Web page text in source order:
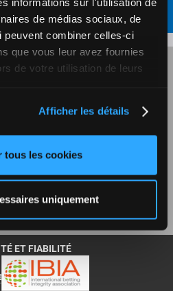
de médias sociaux, de
peuvent combiner celles-ci
que vous leur avez fournies
de votre utilisation de leurs
Afficher les détails
tous les cookies
uniquement
ET FIABILITÉ